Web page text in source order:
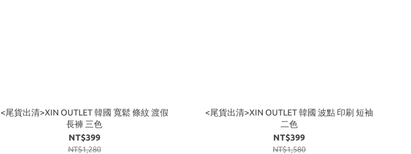
<尾貨出清>XIN OUTLET 韓國 寬鬆 條紋 渡假
長褲 三色
NT$399
NT$1,280
<尾貨出清>XIN OUTLET 韓國 波點 印刷 短袖
二色
NT$399
NT$1,580